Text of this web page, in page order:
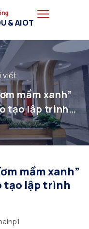
& AIOT
viết
mầm xanh”
tạo lập trình
mầm xanh”
tạo lập trình